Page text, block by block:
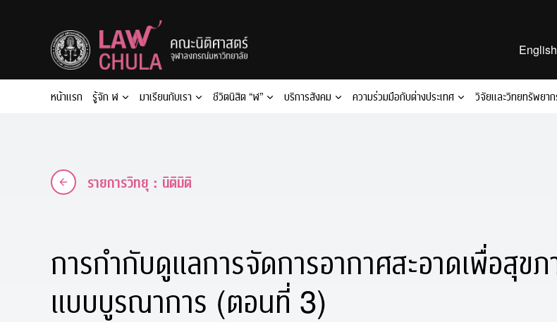
English
หน้าแรก รู้จัก ฬ มาเรียนกับเรา ชีวิตนิสิต “ฬ” บริการสังคม ความร่วมมือกับต่างประเทศ วิจัยและวิทยทรัพยา
รายการวิทยุ : นิติมิติ
การกำกับดูแลการจัดการอากาศสะอาดเพื่อสุข
แบบบูรณาการ (ตอนที่ 3)